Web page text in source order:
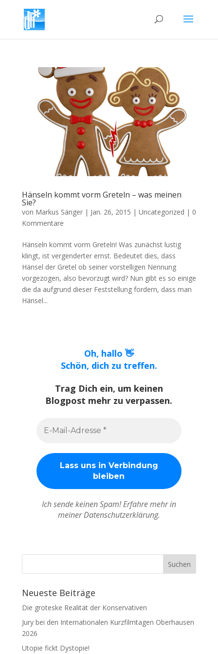
Hänseln kommt vorm Greteln – was meinen
Sie?
von Markus Sänger| Jan. 26, 2015 | Uncategorized | 0
Kommentare
Hänseln kommt vorm Greteln! Was zunächst lustig
klingt, ist vergenderter ernst. Bedeutet dies, dass
Hänsel der Gretel ob seiner vorstelligen Nennung
vorgezogen, also bevorzugt wird? Nun gibt es so einige
die da aufgrund dieser Feststellung fordern, dass man
Hänsel...
Oh, hallo 👋
Schön, dich zu treffen.
Trag Dich ein, um keinen
Blogpost mehr zu verpassen.
Ich sende keinen Spam! Erfahre mehr in
meiner Datenschutzerklärung.
Neueste Beiträge
Die groteske Realität der Konservativen
Jury bei den Internationalen Kurzfilmtagen Oberhausen
2026
Utopie fickt Dystopie!